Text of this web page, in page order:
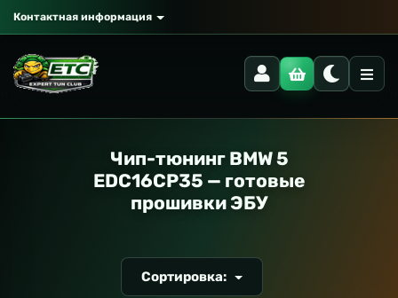
Контактная информация
Чип-тюнинг BMW 5
EDC16CP35 — готовые
прошивки ЭБУ
Сортировка: